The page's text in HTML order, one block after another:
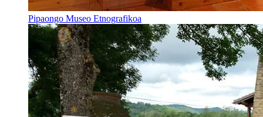
Pipaongo Museo Etnografikoa